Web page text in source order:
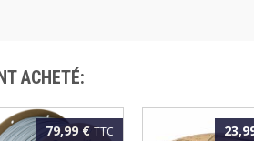
ACHETÉ:
79,99 €TTC